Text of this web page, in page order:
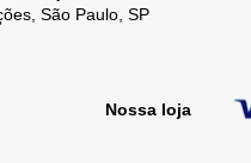
São Paulo, SP
Nossa loja